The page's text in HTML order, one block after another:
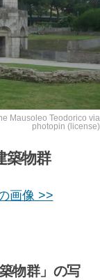
Mausoleo Teodorico via
photopin (license)
築物群
画像 >>
物群」の写